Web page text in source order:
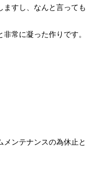
ますし、なんと言っても
常に凝った作りです。
ンテナンスの為休止と